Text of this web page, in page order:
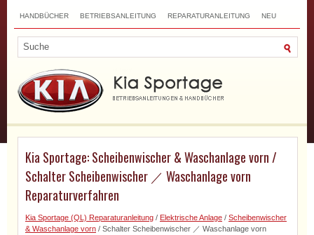
HANDBÜCHER BETRIEBSANLEITUNG REPARATURANLEITUNG NEU
Kia Sportage: Scheibenwischer & Waschanlage vorn /
Schalter Scheibenwischer ／ Waschanlage vorn
Reparaturverfahren
Kia Sportage (QL) Reparaturanleitung / Elektrische Anlage / Scheibenwischer
& Waschanlage vorn / Schalter Scheibenwischer ／ Waschanlage vorn